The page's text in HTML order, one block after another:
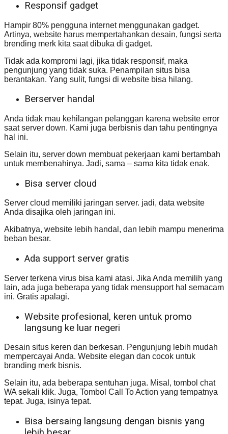
Responsif gadget
Hampir 80% pengguna internet menggunakan gadget.
Artinya, website harus mempertahankan desain, fungsi serta
brending merk kita saat dibuka di gadget.
Tidak ada kompromi lagi, jika tidak responsif, maka
pengunjung yang tidak suka. Penampilan situs bisa
berantakan. Yang sulit, fungsi di website bisa hilang.
Berserver handal
Anda tidak mau kehilangan pelanggan karena website error
saat server down. Kami juga berbisnis dan tahu pentingnya
hal ini.
Selain itu, server down membuat pekerjaan kami bertambah
untuk membenahinya. Jadi, sama – sama kita tidak enak.
Bisa server cloud
Server cloud memiliki jaringan server. jadi, data website
Anda disajika oleh jaringan ini.
Akibatnya, website lebih handal, dan lebih mampu menerima
beban besar.
Ada support server gratis
Server terkena virus bisa kami atasi. Jika Anda memilih yang
lain, ada juga beberapa yang tidak mensupport hal semacam
ini. Gratis apalagi.
Website profesional, keren untuk promo
langsung ke luar negeri
Desain situs keren dan berkesan. Pengunjung lebih mudah
mempercayai Anda. Website elegan dan cocok untuk
branding merk bisnis.
Selain itu, ada beberapa sentuhan juga. Misal, tombol chat
WA sekali klik. Juga, Tombol Call To Action yang tempatnya
tepat. Juga, isinya tepat.
Bisa bersaing langsung dengan bisnis yang